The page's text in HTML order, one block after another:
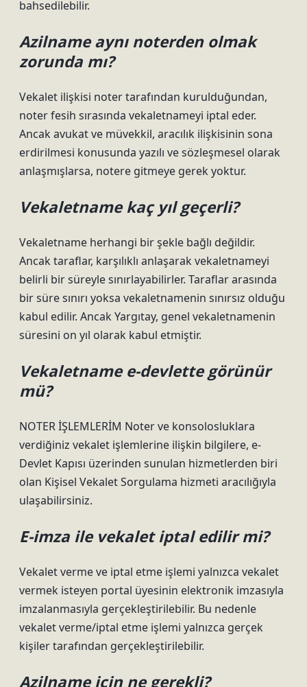
bahsedilebilir.
Azilname aynı noterden olmak
zorunda mı?
Vekalet ilişkisi noter tarafından kurulduğundan,
noter fesih sırasında vekaletnameyi iptal eder.
Ancak avukat ve müvekkil, aracılık ilişkisinin sona
erdirilmesi konusunda yazılı ve sözleşmesel olarak
anlaşmışlarsa, notere gitmeye gerek yoktur.
Vekaletname kaç yıl geçerli?
Vekaletname herhangi bir şekle bağlı değildir.
Ancak taraflar, karşılıklı anlaşarak vekaletnameyi
belirli bir süreyle sınırlayabilirler. Taraflar arasında
bir süre sınırı yoksa vekaletnamenin sınırsız olduğu
kabul edilir. Ancak Yargıtay, genel vekaletnamenin
süresini on yıl olarak kabul etmiştir.
Vekaletname e-devlette görünür
mü?
NOTER İŞLEMLERİM Noter ve konsolosluklara
verdiğiniz vekalet işlemlerine ilişkin bilgilere, e-
Devlet Kapısı üzerinden sunulan hizmetlerden biri
olan Kişisel Vekalet Sorgulama hizmeti aracılığıyla
ulaşabilirsiniz.
E-imza ile vekalet iptal edilir mi?
Vekalet verme ve iptal etme işlemi yalnızca vekalet
vermek isteyen portal üyesinin elektronik imzasıyla
imzalanmasıyla gerçekleştirilebilir. Bu nedenle
vekalet verme/iptal etme işlemi yalnızca gerçek
kişiler tarafından gerçekleştirilebilir.
Azilname için ne gerekli?